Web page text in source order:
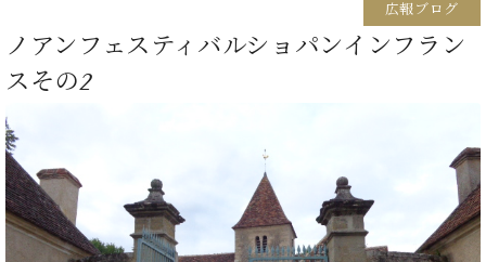
ー
ト /
C.
示
ア
ノ
技
術
イ
ン
の
ラ
ン
ド
ピ
ア
器
ベ
ヒ
ュ
タ
イ
ン
員
登
録
案
内
各
イ
で、
奏
し
た
い！
学
採
用
ベ
ヒ
シ
広報ブログ
ノアンフェスティバルショパンインフラン
スその2